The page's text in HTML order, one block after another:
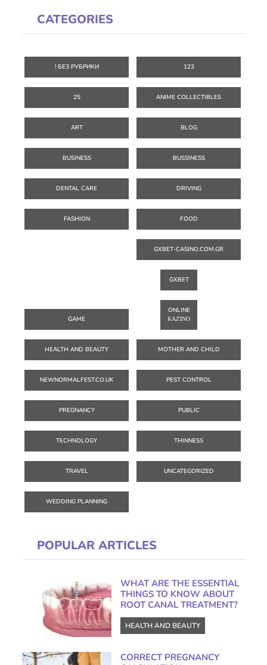
CATEGORIES
! БЕЗ РУБРИКИ 123
25 ANIME COLLECTIBLES
ART BLOG
BUSINESS BUSSINESS
DENTAL CARE DRIVING
FASHION FOOD
GAME
GXBET-CASINO.COM.GR
GXBET
ONLINE
ΚΑΖΊΝΟ
HEALTH AND BEAUTY MOTHER AND CHILD
NEWNORMALFEST.CO.UK PEST CONTROL
PREGNANCY PUBLIC
TECHNOLOGY THINNESS
TRAVEL UNCATEGORIZED
WEDDING PLANNING
POPULAR ARTICLES
WHAT ARE THE ESSENTIAL
THINGS TO KNOW ABOUT
ROOT CANAL TREATMENT?
HEALTH AND BEAUTY
CORRECT PREGNANCY